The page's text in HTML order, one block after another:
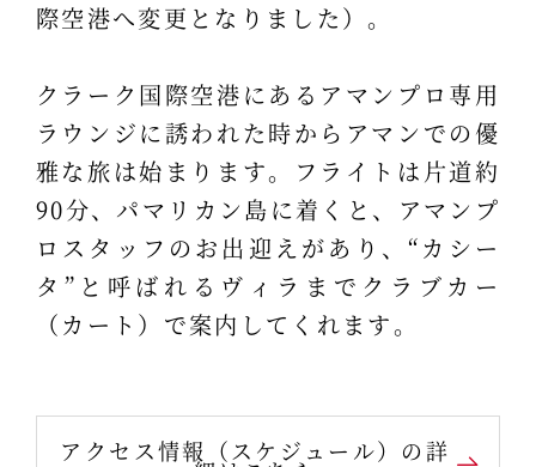
際空港へ変更となりました）。
クラーク国際空港にあるアマンプロ専用
ラウンジに誘われた時からアマンでの優
雅な旅は始まります。フライトは片道約
90分、パマリカン島に着くと、アマンプ
ロスタッフのお出迎えがあり、“カシー
タ”と呼ばれるヴィラまでクラブカー
（カート）で案内してくれます。
アクセス情報（スケジュール）の詳